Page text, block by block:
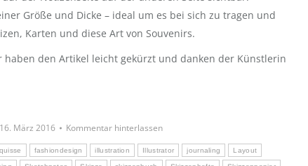
Größe und Dicke – ideal um es bei sich zu tragen und
Karten und diese Art von Souvenirs.
haben den Artikel leicht gekürzt und danken der Künstlerin
16. März 2016
Kommentar hinterlassen
fashiondesign illustration Illustrator journaling Layout